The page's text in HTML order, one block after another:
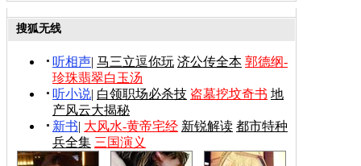
搜狐无线
听相声| 马三立逗你玩 济公传全本 郭德纲-
珍珠翡翠白玉汤
听小说| 白领职场必杀技 盗墓挖坟奇书 地
产风云大揭秘
新书| 大风水-黄帝宅经 新锐解读 都市特种
兵全集 三国演义